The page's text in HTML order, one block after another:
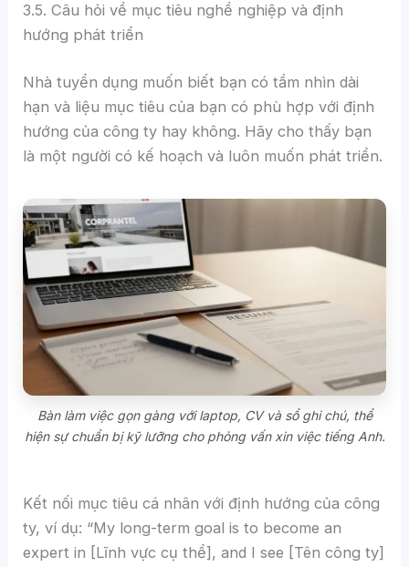
3.5. Câu hỏi về mục tiêu nghề nghiệp và định
hướng phát triển
Nhà tuyển dụng muốn biết bạn có tầm nhìn dài
hạn và liệu mục tiêu của bạn có phù hợp với định
hướng của công ty hay không. Hãy cho thấy bạn
là một người có kế hoạch và luôn muốn phát triển.
Bàn làm việc gọn gàng với laptop, CV và sổ ghi chú, thể
hiện sự chuẩn bị kỹ lưỡng cho phỏng vấn xin việc tiếng Anh.
Kết nối mục tiêu cá nhân với định hướng của công
ty, ví dụ: “My long-term goal is to become an
expert in [Lĩnh vực cụ thể], and I see [Tên công ty]